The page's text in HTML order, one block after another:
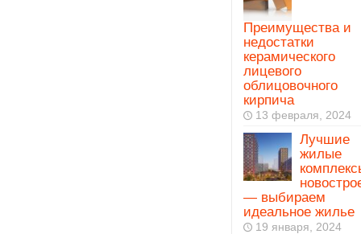
Преимущества и
недостатки
керамического
лицевого
облицовочного
кирпича
13 февраля, 2024
Лучшие
жилые
— выбираем
идеальное жилье
19 января, 2024